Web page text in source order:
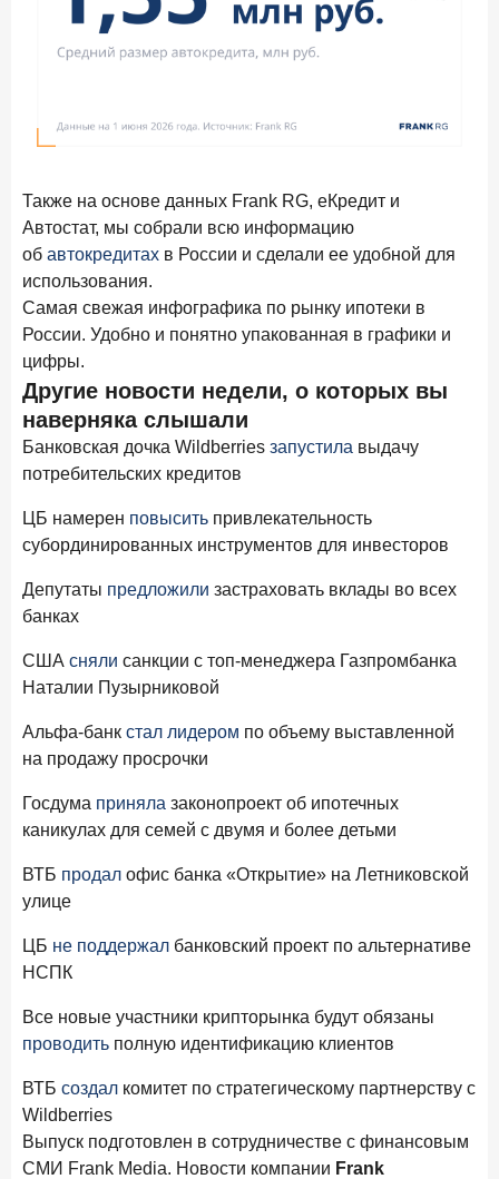
прогнозы на восстановление
8 декабря 2025 года
3 декабря 2025 года
Почему опытные инвесторы в России чувствуют себя
начинающими?
Клиент стал партнером: как трансформируется рынок
инвестиций
24 ноября 2025 года
Ипотека. Итоги октября 2025 года
19 ноября 2025 года
Банкинг 4.0 или ИИ в роли «второго пилота»: что ждет
Premium Banking
Рассылка Frank RG
на банковском рынке
Я согласен с условиямиобработки данных
Также на основе данных Frank RG, еКредит и
Автостат, мы собрали всю информацию
об автокредитах в России и сделали ее удобной для
использования.
Самая свежая инфографика по рынку ипотеки в
России. Удобно и понятно упакованная в графики и
цифры.
Другие новости недели, о которых вы
наверняка слышали
Банковская дочка Wildberries запустила выдачу
потребительских кредитов
ЦБ намерен повысить привлекательность
субординированных инструментов для инвесторов
Депутаты предложили застраховать вклады во всех
банках
США сняли санкции с топ-менеджера Газпромбанка
Наталии Пузырниковой
Альфа-банк стал лидером по объему выставленной
на продажу просрочки
Госдума приняла законопроект об ипотечных
каникулах для семей с двумя и более детьми
ВТБ продал офис банка «Открытие» на Летниковской
улице
ЦБ не поддержал банковский проект по альтернативе
НСПК
Все новые участники крипторынка будут обязаны
проводить полную идентификацию клиентов
ВТБ создал комитет по стратегическому партнерству с
Wildberries
Выпуск подготовлен в сотрудничестве с финансовым
СМИ Frank Media. Новости компании Frank